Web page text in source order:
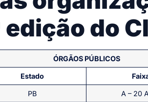
edição do
ÓRGÃOS PÚBLICOS
Estado
PB A – 20